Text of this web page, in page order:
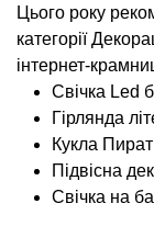
Цього року
категорії
інтернет-
Свічка Led
Гірлянда
Кукла
Підвісна
Свічка на